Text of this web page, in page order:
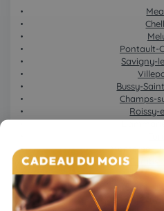
Pontault-
Savigny-
Bussy-
Champs-
Roissy-
Montereau-
Lagny-
Ozoir-
Mitry-